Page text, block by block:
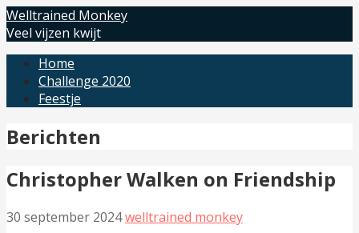
Ga
naar
inhoud
Welltrained Monkey
Veel vijzen kwijt
Home
Challenge 2020
Feestje
Berichten
Christopher Walken on Friendship
30 september 2024welltrained monkey